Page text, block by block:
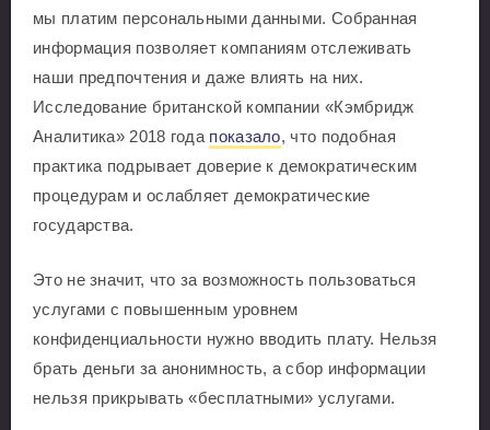
мы платим персональными данными. Собранная
информация позволяет компаниям отслеживать
наши предпочтения и даже влиять на них.
Исследование британской компании «Кэмбридж
Аналитика» 2018 года показало, что подобная
практика подрывает доверие к демократическим
процедурам и ослабляет демократические
государства.
Это не значит, что за возможность пользоваться
услугами с повышенным уровнем
конфиденциальности нужно вводить плату. Нельзя
брать деньги за анонимность, а сбор информации
нельзя прикрывать «бесплатными» услугами.